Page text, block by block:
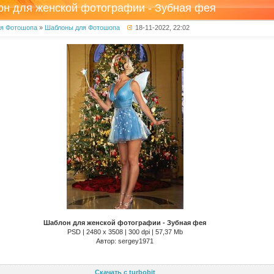
для женской фотографии - Зубная фея
Фотошопа » Шаблоны для Фотошопа 18-11-2022, 22:02
Шаблон для женской фотографии - Зубная фея
PSD | 2480 x 3508 | 300 dpi | 57,37 Mb
Автор: sergey1971
Скачать с turbobit